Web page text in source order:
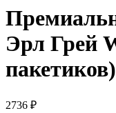
Эрл Грей
пакетиков)
2736 ₽